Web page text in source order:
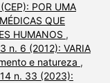
POR UMA
QUE
HUMANOS ,
n. 6 (2012): VARIA
e natureza ,
n. 33 (2023):